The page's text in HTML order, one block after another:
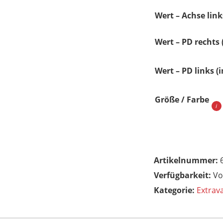
Wert – Achse
Wert – PD
Wert – PD links
Größe / Farbe
Artikelnummer:
Kategorie: